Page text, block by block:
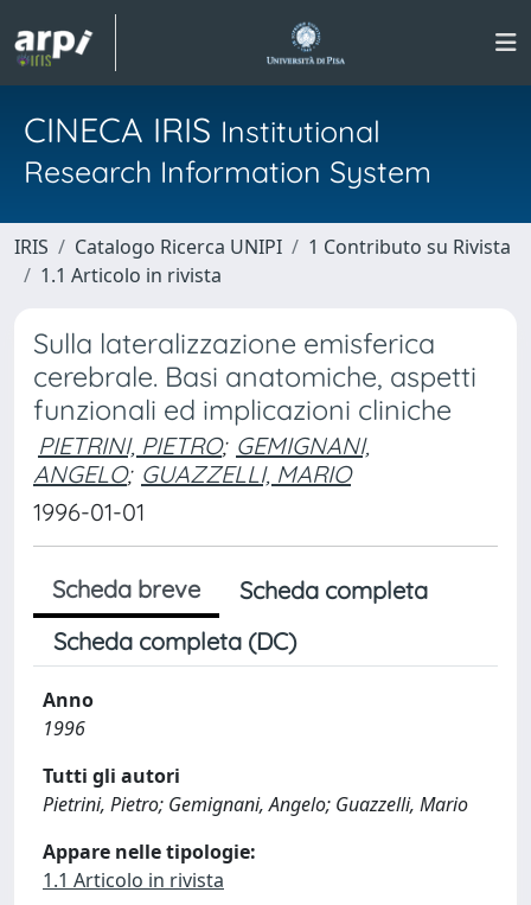
CINECA IRIS Institutional
Research Information System
IRIS Catalogo Ricerca UNIPI
1 Contributo su Rivista
1.1 Articolo in rivista
Sulla lateralizzazione emisferica
cerebrale. Basi anatomiche, aspetti
funzionali ed implicazioni cliniche
PIETRINI, PIETRO; GEMIGNANI,
ANGELO; GUAZZELLI, MARIO
1996-01-01
Scheda breve
Scheda completa
Scheda completa (DC)
Anno
1996
Tutti gli autori
Pietrini, Pietro; Gemignani, Angelo; Guazzelli, Mario
Appare nelle tipologie:
1.1 Articolo in rivista